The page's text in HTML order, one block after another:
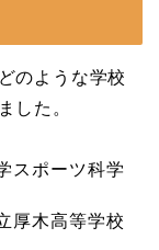
のような学校
した。
スポーツ科学
厚木高等学校